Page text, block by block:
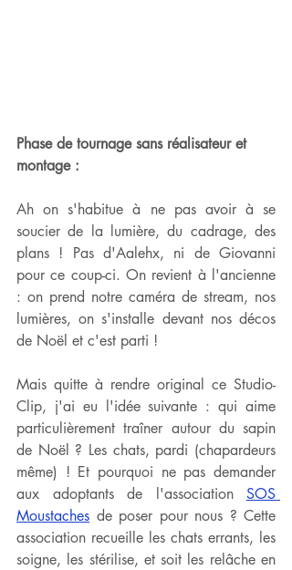
Phase de tournage sans réalisateur et
montage :
Ah on s'habitue à ne pas avoir à se
soucier de la lumière, du cadrage, des
plans ! Pas d'Aalehx, ni de Giovanni
pour ce coup-ci. On revient à l'ancienne
: on prend notre caméra de stream, nos
lumières, on s'installe devant nos décos
de Noël et c'est parti !
Mais quitte à rendre original ce Studio-
Clip, j'ai eu l'idée suivante : qui aime
particulièrement traîner autour du sapin
de Noël ? Les chats, pardi (chapardeurs
même) ! Et pourquoi ne pas demander
aux adoptants de l'association SOS
Moustaches de poser pour nous ? Cette
association recueille les chats errants, les
soigne, les stérilise, et soit les relâche en